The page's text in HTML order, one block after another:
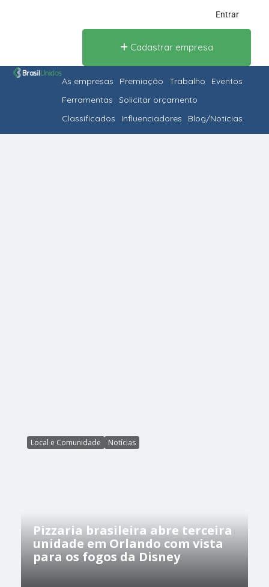
Entrar
Cadastrar empresa
As empresas Premiação Trabalho
Eventos
Ferramentas
Solicitar orçamento
Classificados
Influenciadores Blog/Notícias
Local e Comunidade Notícias
Pizzaria brasileira abre terceira
unidade em Orlando com vista
para os fogos da Disney